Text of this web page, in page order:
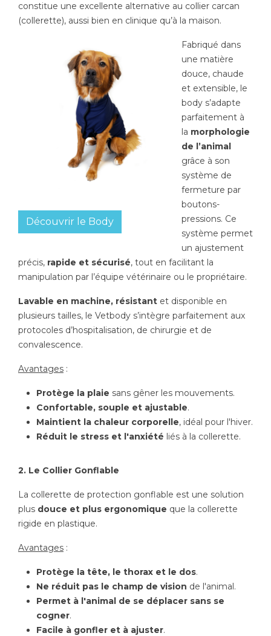
constitue une excellente alternative au collier carcan
(collerette), aussi bien en clinique qu’à la maison.
Découvrir le Body
Fabriqué dans
une matière
douce, chaude
et extensible, le
body s’adapte
parfaitement à
la morphologie
de l’animal
grâce à son
système de
fermeture par
boutons-
pressions. Ce
système permet
un ajustement
précis, rapide et sécurisé, tout en facilitant la
manipulation par l’équipe vétérinaire ou le propriétaire.
Lavable en machine, résistant et disponible en
plusieurs tailles, le Vetbody s’intègre parfaitement aux
protocoles d’hospitalisation, de chirurgie et de
convalescence.
Avantages :
Protège la plaie sans gêner les mouvements.
Confortable, souple et ajustable.
Maintient la chaleur corporelle, idéal pour l'hiver.
Réduit le stress et l'anxiété liés à la collerette.
2. Le Collier Gonflable
La collerette de protection gonflable est une solution
plus douce et plus ergonomique que la collerette
rigide en plastique.
Avantages :
Protège la tête, le thorax et le dos.
Ne réduit pas le champ de vision de l'animal.
Permet à l'animal de se déplacer sans se
cogner.
Facile à gonfler et à ajuster.